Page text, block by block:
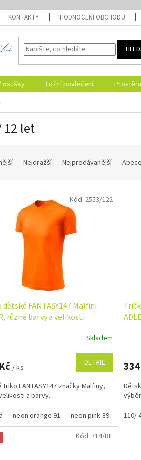
KONTAKTY HODNOCENÍ OBCHODU
osušky Ložní povlečení
12 let
Nejdražší Nejprodávanější
FANTASY147 Malfini
různé barvy a velikosti
Skladem
/ ks DETAIL
FANTASY147 značky Malfiny,
a barvy.
neon orange 91 neon pink 89
Kód: 2553/122
je
z
5
110/
Kód: 714/BIL